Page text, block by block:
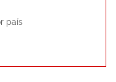
país